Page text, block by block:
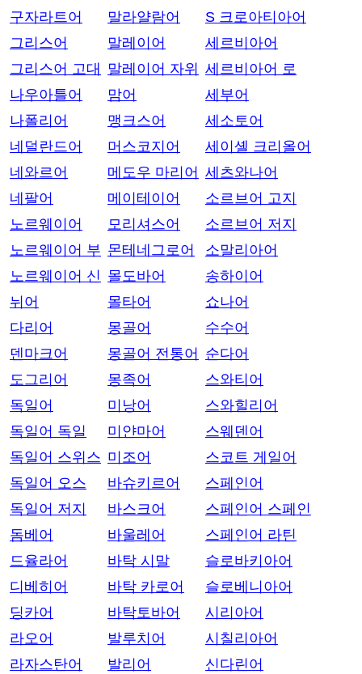
구자라트어
그리스어
그리스어 고대
나우아틀어
나폴리어
네덜란드어
네와르어
네팔어
노르웨이어
노르웨이어 부
노르웨이어 신
뉘어
다리어
덴마크어
도그리어
독일어
독일어 독일
독일어 스위스
독일어 오스
독일어 저지
돔베어
드율라어
디베히어
딩카어
라오어
라자스탄어
말라얄람어
말레이어
말레이어 자위
맘어
맹크스어
머스코지어
메도우 마리어
메이테이어
모리셔스어
몬테네그로어
몰도바어
몰타어
몽골어
몽골어 전통어
몽족어
미낭어
미얀마어
미조어
바슈키르어
바스크어
바울레어
바탁 시말
바탁 카로어
바탁토바어
발루치어
발리어
S 크로아티아어
세르비아어
세르비아어 로
세부어
세소토어
세이셸 크리올어
세츠와나어
소르브어 고지
소르브어 저지
소말리아어
송하이어
쇼나어
수수어
순다어
스와티어
스와힐리어
스웨덴어
스코트 게일어
스페인어
스페인어 스페인
스페인어 라틴
슬로바키아어
슬로베니아어
시리아어
시칠리아어
신다린어